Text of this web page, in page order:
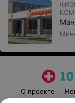
О проекте